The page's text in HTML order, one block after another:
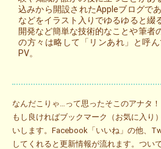
込みから開設されたAppleブログで
などをイラスト入りでゆるゆると綴
開発など簡単な技術的なことや筆者
の方々は略して「リンあれ」と呼
PV。
なんだこりゃ…って思ったそこのアナ
もし良ければブックマーク（お気に入り
いします。Facebook「いいね」の他、
してくれると更新情報が流れます。つい